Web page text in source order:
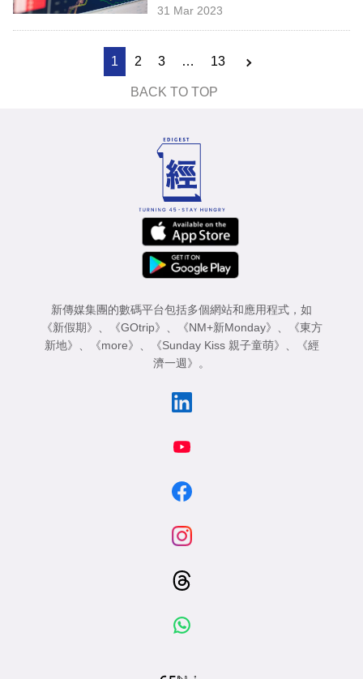
31 Mar 2023
1 2 3 … 13
BACK TO TOP
新傳媒集團的數碼平台包括多個網站和應用程式，如
《新假期》 、 《GOtrip》 、 《NM+新Monday》 、
《東方
新地》 、 《more》 、 《Sunday Kiss 親子童萌》 、
《經
濟一週》 。